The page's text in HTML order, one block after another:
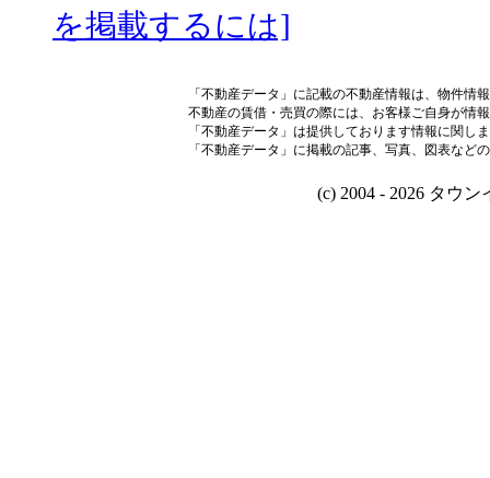
を掲載するには]
「不動産データ」に記載の不動産情報は、物件情
不動産の賃借・売買の際には、お客様ご自身が情
「不動産データ」は提供しております情報に関し
「不動産データ」に掲載の記事、写真、図表など
(c) 2004 - 2026 タウ